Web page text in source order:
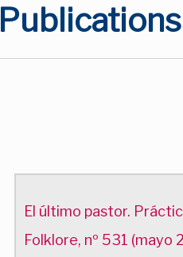
Publications
El último pastor.
Folklore, nº 531 (mayo